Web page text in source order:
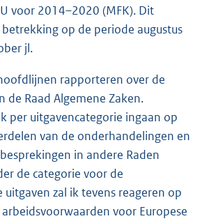
voor 2014–2020 (MFK). Dit
op de periode augustus
jl.
rapporteren over de
de Raad Algemene Zaken.
per uitgavencategorie ingaan op
van de onderhandelingen en
in andere Raden
de categorie voor de
zal ik tevens reageren op
voor Europese